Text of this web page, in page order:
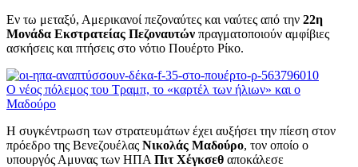
Εν τω μεταξύ, Αμερικανοί πεζοναύτες και ναύτες από την 22η
Μονάδα Εκστρατείας Πεζοναυτών πραγματοποιούν αμφίβιες
ασκήσεις και πτήσεις στο νότιο Πουέρτο Ρίκο.
Ο νέος πόλεμος του Τραμπ, το «καρτέλ των ήλιων» και ο
Μαδούρο
Η συγκέντρωση των στρατευμάτων έχει αυξήσει την πίεση στον
πρόεδρο της Βενεζουέλας Νικολάς Μαδούρο, τον οποίο ο
υπουργός Αμυνας των ΗΠΑ Πιτ Χέγκσεθ αποκάλεσε